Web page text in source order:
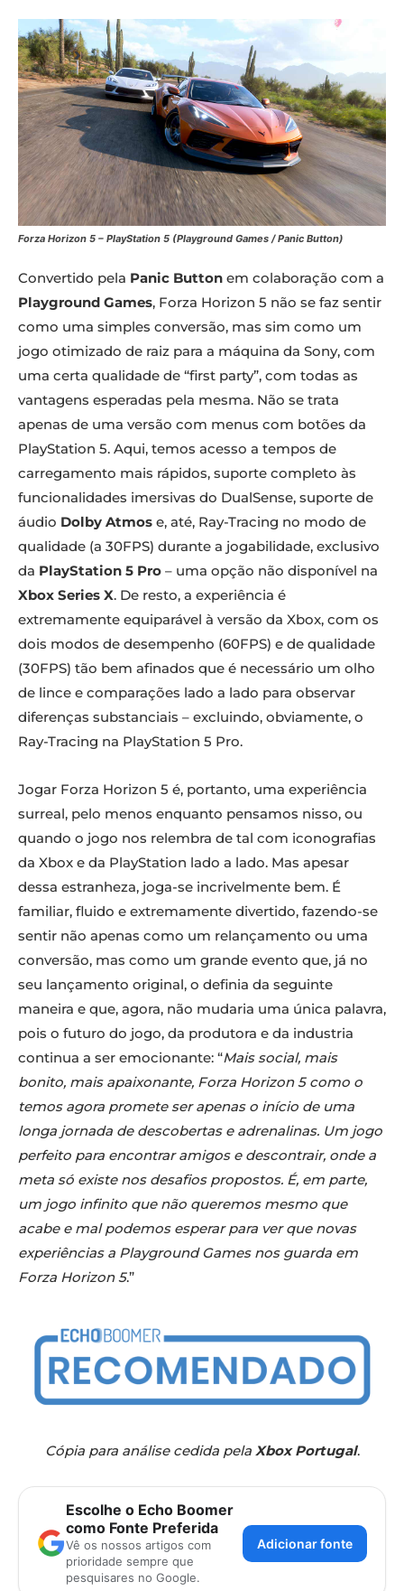
Forza Horizon 5 – PlayStation 5 (Playground Games / Panic Button)
Convertido pela Panic Button em colaboração com a
Playground Games, Forza Horizon 5 não se faz sentir
como uma simples conversão, mas sim como um
jogo otimizado de raiz para a máquina da Sony, com
uma certa qualidade de “first party”, com todas as
vantagens esperadas pela mesma. Não se trata
apenas de uma versão com menus com botões da
PlayStation 5. Aqui, temos acesso a tempos de
carregamento mais rápidos, suporte completo às
funcionalidades imersivas do DualSense, suporte de
áudio Dolby Atmos e, até, Ray-Tracing no modo de
qualidade (a 30FPS) durante a jogabilidade, exclusivo
da PlayStation 5 Pro – uma opção não disponível na
Xbox Series X. De resto, a experiência é
extremamente equiparável à versão da Xbox, com os
dois modos de desempenho (60FPS) e de qualidade
(30FPS) tão bem afinados que é necessário um olho
de lince e comparações lado a lado para observar
diferenças substanciais – excluindo, obviamente, o
Ray-Tracing na PlayStation 5 Pro.
Jogar Forza Horizon 5 é, portanto, uma experiência
surreal, pelo menos enquanto pensamos nisso, ou
quando o jogo nos relembra de tal com iconografias
da Xbox e da PlayStation lado a lado. Mas apesar
dessa estranheza, joga-se incrivelmente bem. É
familiar, fluido e extremamente divertido, fazendo-se
sentir não apenas como um relançamento ou uma
conversão, mas como um grande evento que, já no
seu lançamento original, o definia da seguinte
maneira e que, agora, não mudaria uma única palavra,
pois o futuro do jogo, da produtora e da industria
continua a ser emocionante: “Mais social, mais
bonito, mais apaixonante, Forza Horizon 5 como o
temos agora promete ser apenas o início de uma
longa jornada de descobertas e adrenalinas. Um jogo
perfeito para encontrar amigos e descontrair, onde a
meta só existe nos desafios propostos. É, em parte,
um jogo infinito que não queremos mesmo que
acabe e mal podemos esperar para ver que novas
experiências a Playground Games nos guarda em
Forza Horizon 5.”
Cópia para análise cedida pela Xbox Portugal.
Escolhe o Echo Boomer
como Fonte Preferida
Vê os nossos artigos com
prioridade sempre que
pesquisares no Google.
Adicionar fonte